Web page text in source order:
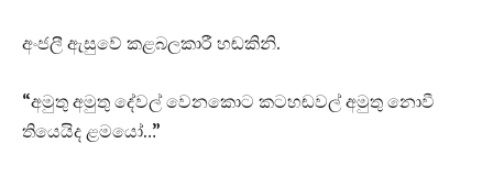
අංජලී ඇසුවේ කළබලකාරී හඬකිනි.
“අමුතු අමුතු දේවල් වෙනකොට කටහඬවල් අමුතු නොවී
තියෙයිද ළමයෝ…”